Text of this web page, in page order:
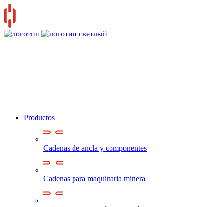
Productos
Cadenas de ancla y componentes
Cadenas para maquinaria minera